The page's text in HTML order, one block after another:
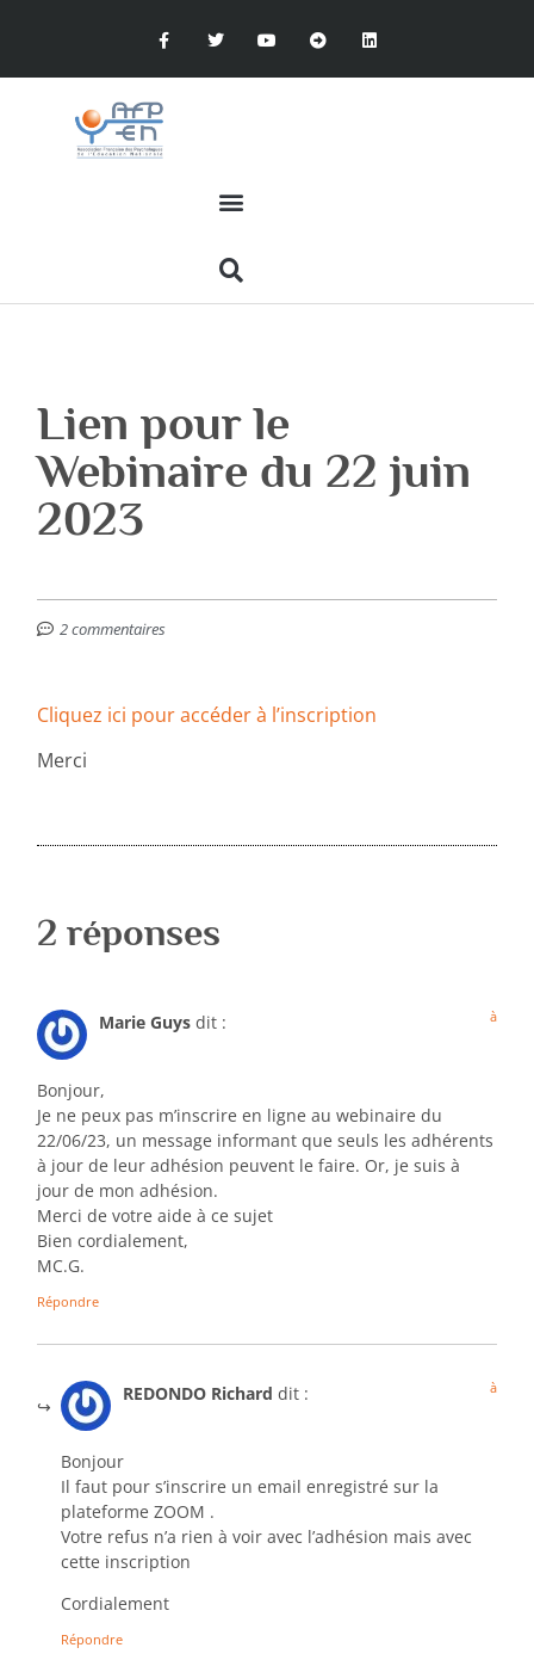
Lien pour le
Webinaire du 22 juin
2023
2 commentaires
Cliquez ici pour accéder à l’inscription
Merci
2 réponses
Marie Guys dit : à
Bonjour,
Je ne peux pas m’inscrire en ligne au webinaire du
22/06/23, un message informant que seuls les adhérents
à jour de leur adhésion peuvent le faire. Or, je suis à
jour de mon adhésion.
Merci de votre aide à ce sujet
Bien cordialement,
MC.G.
Répondre
REDONDO Richard dit : à
Bonjour
Il faut pour s’inscrire un email enregistré sur la
plateforme ZOOM .
Votre refus n’a rien à voir avec l’adhésion mais avec
cette inscription
Cordialement
Répondre